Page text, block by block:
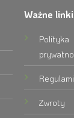
Ważne linki
Polityka
Zwroty